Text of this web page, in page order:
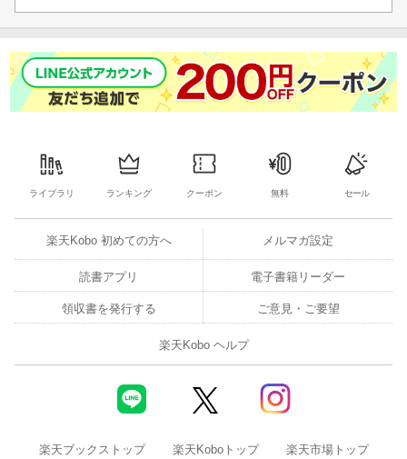
ライブラリ ランキング クーポン 無料 セール
楽天Kobo 初めての方へ メルマガ設定
読書アプリ 電子書籍リーダー
領収書を発行する ご意見・ご要望
楽天Kobo ヘルプ
楽天ブックストップ 楽天Koboトップ 楽天市場トップ